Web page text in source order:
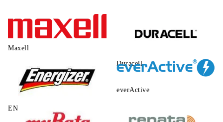
Maxell
Duracell
ENERGIZER
everActive